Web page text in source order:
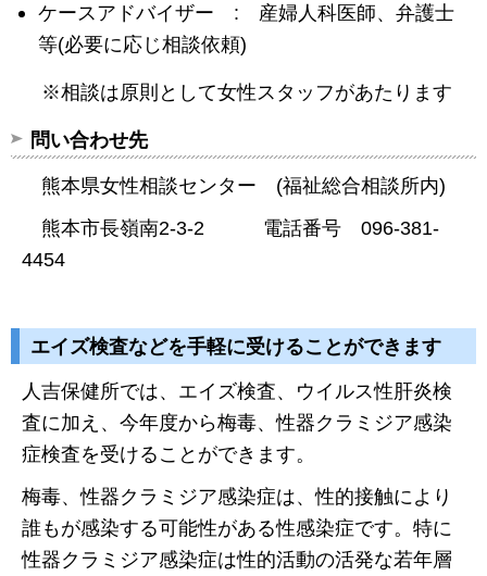
ケースアドバイザー : 産婦人科医師、弁護士
等(必要に応じ相談依頼)
※相談は原則として女性スタッフがあたります
問い合わせ先
熊本県女性相談センター (福祉総合相談所内)
熊本市長嶺南2-3-2 電話番号 096-381-
4454
エイズ検査などを手軽に受けることができます
人吉保健所では、エイズ検査、ウイルス性肝炎検
査に加え、今年度から梅毒、性器クラミジア感染
症検査を受けることができます。
梅毒、性器クラミジア感染症は、性的接触により
誰もが感染する可能性がある性感染症です。特に
性器クラミジア感染症は性的活動の活発な若年層